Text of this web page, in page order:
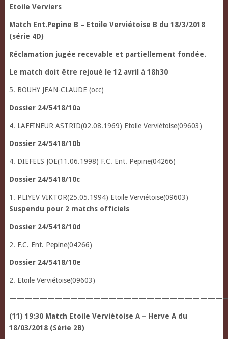
Etoile Verviers
Match Ent.Pepine B – Etoile Verviétoise B du 18/3/2018
(série 4D)
Réclamation jugée recevable et partiellement fondée.
Le match doit être rejoué le 12 avril à 18h30
5. BOUHY JEAN-CLAUDE (occ)
Dossier 24/5418/10a
4. LAFFINEUR ASTRID(02.08.1969) Etoile Verviétoise(09603)
Dossier 24/5418/10b
4. DIEFELS JOE(11.06.1998) F.C. Ent. Pepine(04266)
Dossier 24/5418/10c
1. PLIYEV VIKTOR(25.05.1994) Etoile Verviétoise(09603)
Suspendu pour 2 matchs officiels
Dossier 24/5418/10d
2. F.C. Ent. Pepine(04266)
Dossier 24/5418/10e
2. Etoile Verviétoise(09603)
(11) 19:30 Match Etoile Verviétoise A – Herve A du
18/03/2018 (Série 2B)